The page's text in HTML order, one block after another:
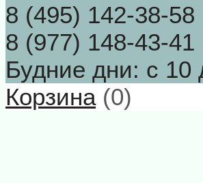
8 (495) 142-38-58
8 (977) 148-43-41
Будние дни: с 10
Корзина(0)